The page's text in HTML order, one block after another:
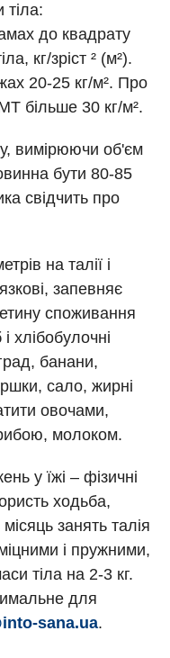
тіла:
до квадрату
кг/зріст ² (м²).
20-25 кг/м². Про
більше 30 кг/м².
вимірюючи об'єм
бути 80-85
свідчить про
на талії і
запевняє
споживання
хлібобулочні
банани,
сало, жирні
овочами,
молоком.
у їжі – фізичні
ходьба,
занять талія
і пружними,
тіла на 2-3 кг.
для
sana.ua.